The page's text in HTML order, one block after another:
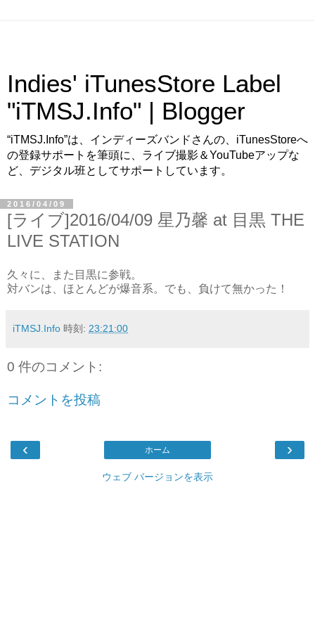
Indies' iTunesStore Label
"iTMSJ.Info" | Blogger
“iTMSJ.Info”は、インディーズバンドさんの、iTunesStoreへ
の登録サポートを筆頭に、ライブ撮影＆YouTubeアップな
ど、デジタル班としてサポートしています。
2016/04/09
[ライブ]2016/04/09 星乃馨 at 目黒 THE
LIVE STATION
久々に、また目黒に参戦。
対バンは、ほとんどが爆音系。でも、負けて無かった！
iTMSJ.Info 時刻: 23:21:00
0 件のコメント:
コメントを投稿
‹ ›
ホーム
ウェブ バージョンを表示